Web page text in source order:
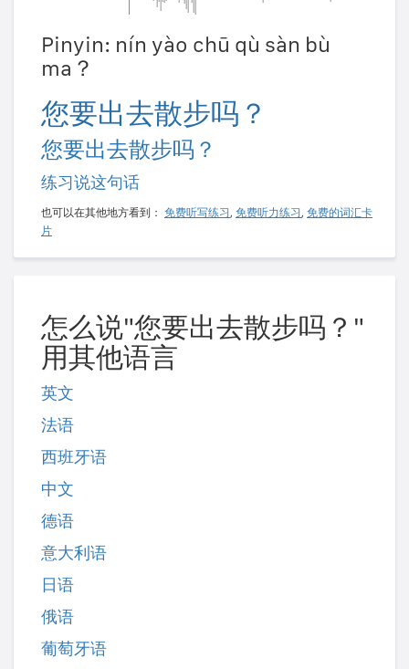
Pinyin: nín yào chū qù sàn bù
ma？
您要出去散步吗？
您要出去散步吗？
练习说这句话
也可以在其他地方看到： 免费听写练习 , 免费听力练习 , 免费的词汇卡
片
怎么说"您要出去散步吗？"
用其他语言
英文
法语
西班牙语
中文
德语
意大利语
日语
俄语
葡萄牙语